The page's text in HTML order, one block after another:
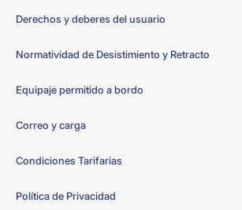
Derechos y deberes del usuario
Normatividad de Desistimiento y Retracto
Equipaje permitido a bordo
Correo y carga
Condiciones Tarifarias
Política de Privacidad